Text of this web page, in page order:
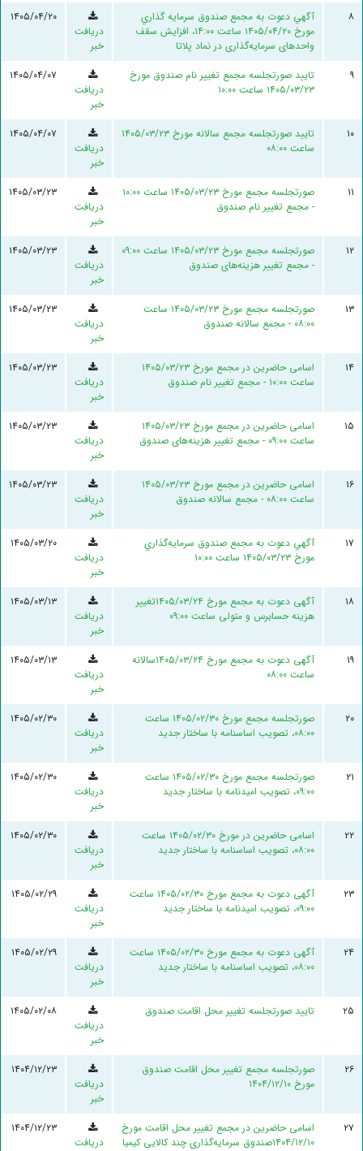
۸
آگهي دعوت به مجمع صندوق سرمايه گذاري
مورخ ۱۴۰۵/۰۴/۲۰ ساعت ۱۴:۰۰، افزایش سقف
واحد‌های سرمایه‌گذاری در نماد پلاتا
دریافت
خبر
۱۴۰۵/۰۴/۲۰
۹
تایید صورتجلسه مجمع تغییر نام صندوق مورخ
۱۴۰۵/۰۳/۲۳ ساعت ۱۰:۰۰
دریافت
خبر
۱۴۰۵/۰۴/۰۷
۱۰
تایید صورتجلسه مجمع سالانه مورخ ۱۴۰۵/۰۳/۲۳
ساعت ۰۸:۰۰
دریافت
خبر
۱۴۰۵/۰۴/۰۷
۱۱
صورتجلسه مجمع مورخ ۱۴۰۵/۰۳/۲۳ ساعت ۱۰:۰۰
- مجمع تغییر نام صندوق
دریافت
خبر
۱۴۰۵/۰۳/۲۳
۱۲
صورتجلسه مجمع مورخ ۱۴۰۵/۰۳/۲۳ ساعت ۰۹:۰۰
- مجمع تغییر هزینه‌های صندوق
دریافت
خبر
۱۴۰۵/۰۳/۲۳
۱۳
صورتجلسه مجمع مورخ ۱۴۰۵/۰۳/۲۳ ساعت
۰۸:۰۰ - مجمع سالانه صندوق
دریافت
خبر
۱۴۰۵/۰۳/۲۳
۱۴
اسامی حاضرین در مجمع مورخ ۱۴۰۵/۰۳/۲۳
ساعت ۱۰:۰۰ - مجمع تغییر نام صندوق
دریافت
خبر
۱۴۰۵/۰۳/۲۳
۱۵
اسامی حاضرین در مجمع مورخ ۱۴۰۵/۰۳/۲۳
ساعت ۰۹:۰۰ - مجمع تغییر هزینه‌های صندوق
دریافت
خبر
۱۴۰۵/۰۳/۲۳
۱۶
اسامی حاضرین در مجمع مورخ ۱۴۰۵/۰۳/۲۳
ساعت ۰۸:۰۰ - مجمع سالانه صندوق
دریافت
خبر
۱۴۰۵/۰۳/۲۳
۱۷
آگهي دعوت به مجمع صندوق سرمايه‌گذاري
مورخ ۱۴۰۵/۰۳/۲۳ ساعت ۱۰:۰۰
دریافت
خبر
۱۴۰۵/۰۳/۲۰
۱۸
آگهی دعوت به مجمع مورخ ۱۴۰۵/۰۳/۲۴تغییر
هزینه حسابرس و متولی ساعت ۰۹:۰۰
دریافت
خبر
۱۴۰۵/۰۳/۱۳
۱۹
آگهی دعوت به مجمع مورخ ۱۴۰۵/۰۳/۲۴سالانه
ساعت ۰۸:۰۰
دریافت
خبر
۱۴۰۵/۰۳/۱۳
۲۰
صورتجلسه مجمع مورخ ۱۴۰۵/۰۲/۳۰ ساعت
۰۸:۰۰، تصویب اساسنامه با ساختار جدید
دریافت
خبر
۱۴۰۵/۰۲/۳۰
۲۱
صورتجلسه مجمع مورخ ۱۴۰۵/۰۲/۳۰ ساعت
۰۹:۰۰، تصویب امیدنامه با ساختار جدید
دریافت
خبر
۱۴۰۵/۰۲/۳۰
۲۲
اسامی حاضرین در مورخ ۱۴۰۵/۰۲/۳۰ ساعت
۰۸:۰۰، تصویب اساسنامه با ساختار جدید
دریافت
خبر
۱۴۰۵/۰۲/۳۰
۲۳
آگهی دعوت به مجمع مورخ ۱۴۰۵/۰۲/۳۰ ساعت
۰۹:۰۰، تصویب امیدنامه با ساختار جدید
دریافت
خبر
۱۴۰۵/۰۲/۲۹
۲۴
آگهی دعوت به مجمع مورخ ۱۴۰۵/۰۲/۳۰ ساعت
۰۸:۰۰، تصویب اساسنامه با ساختار جدید
دریافت
خبر
۱۴۰۵/۰۲/۲۹
۲۵
تایید صورتجلسه تغییر محل اقامت صندوق
دریافت
خبر
۱۴۰۵/۰۲/۰۸
۲۶
صورتجلسه مجمع تغییر محل اقامت صندوق
مورخ ۱۴۰۴/۱۲/۱۰
دریافت
خبر
۱۴۰۴/۱۲/۲۳
۲۷
اسامی حاضرین در مجمع تغییر محل اقامت مورخ
۱۴۰۴/۱۲/۱۰صندوق سرمایه‌گذاری چند کالایی کیمیا
دریافت
۱۴۰۴/۱۲/۲۳